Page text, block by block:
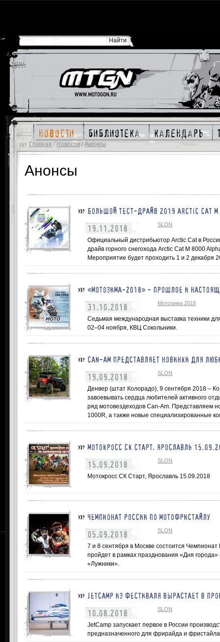
новости библиотека календарь
Главная / Новости /Анонсы
Анонсы
БОЛЬШОЙ ТЕСТ-ДРАЙВ 2019 ARCTIC CAT
19.11.2018 SLON
Официальный дистрибьютор Arctic Cat в
драйв горного снегохода Arctic Cat M 8000
Мероприятие будет проходить 1 и 2 декабря
«МОТОЗИМА-2018» - ПРОШЛОЕ И
31.10.2018 Мотозима 2018
Седьмая международная выставка техники
02–04 ноября, КВЦ Сокольники.
CAN-AM ПРЕДСТАВЛЯЕТ НОВИНКИ ДЛЯ
19.09.2018 SLON
Денвер (штат Колорадо), 9 сентября 2018 –
завоевывать сердца любителей активного
ряд мотовездеходов Can-Am. Представляем
1000R, а также новые специализированные
МОТОКРОСС СК СТАРТ, ЯРОСЛАВЛЬ
15.09.2018 SLON
Мотокросс СК Старт, Ярославль 15.09.2018
ЧЕМПИОНАТ РОССИИ ПО МОТОФРИСТАЙЛУ
05.09.2018 SLON
7 и 8 сентября в Москве состоится
пройдет в рамках празднования «Дня
«Лужники».
JETCAMP ИЗ ФЕСТИВАЛЯ ВЫРАСТАЕТ В
10.08.2018 SLON
JetCamp запускает первое в России
предназначенного для фрирайда и